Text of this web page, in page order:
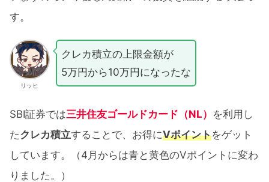
す。
リッヒ
クレカ積立の上限金額が
5万円から10万円になったな
SBI証券では三井住友ゴールドカード（NL） を利用し
たクレカ積立することで、お得にVポイントをゲット
しています。（4月からは青と黄色のVポイントに変わ
りました。）